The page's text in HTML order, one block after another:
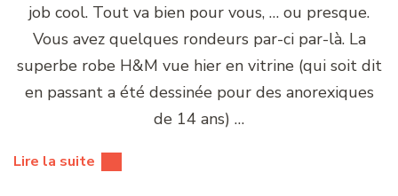
job cool. Tout va bien pour vous, … ou presque.
Vous avez quelques rondeurs par-ci par-là. La
superbe robe H&M vue hier en vitrine (qui soit dit
en passant a été dessinée pour des anorexiques
de 14 ans) …
Lire la suite